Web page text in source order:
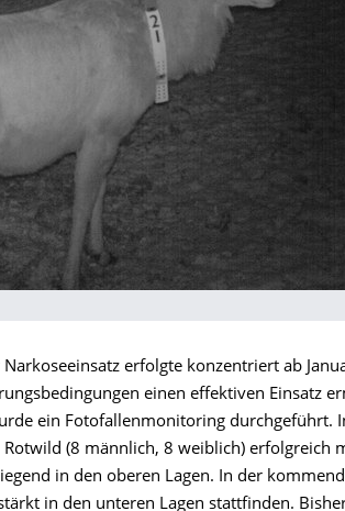
Narkoseeinsatz erfolgte konzentriert ab
einen effektiven Einsatz
ein Fotofallenmonitoring durchgeführt.
(8 männlich, 8 weiblich) erfolgreich
in den oberen Lagen. In der
in den unteren Lagen stattfinden.